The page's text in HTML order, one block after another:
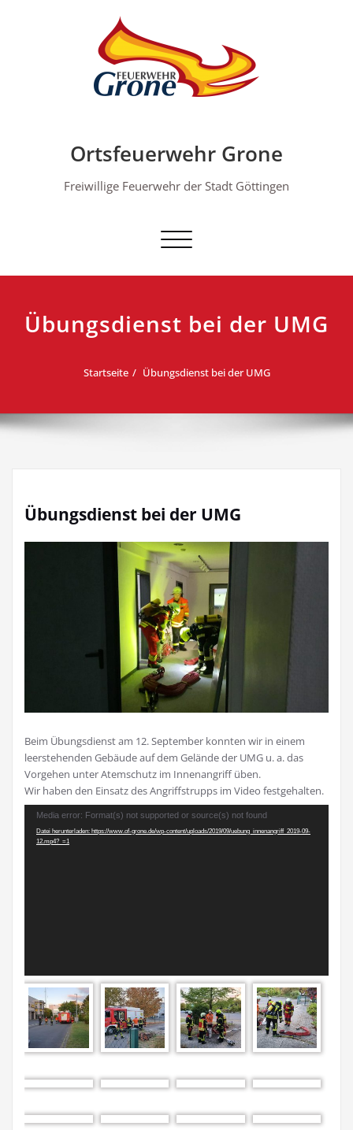
Ortsfeuerwehr Grone
Freiwillige Feuerwehr der Stadt Göttingen
Schalte Navigation
Übungsdienst bei der UMG
Startseite Übungsdienst bei der UMG
Übungsdienst bei der UMG
Beim Übungsdienst am 12. September konnten wir in einem
leerstehenden Gebäude auf dem Gelände der UMG u. a. das
Vorgehen unter Atemschutz im Innenangriff üben.
Wir haben den Einsatz des Angriffstrupps im Video festgehalten.
Video-
Player
Media error: Format(s) not supported or source(s) not found
Datei herunterladen: https://www.of-grone.de/wp-content/uploads/2019/09/uebung_innenangriff_2019-09-
12.mp4?_=1